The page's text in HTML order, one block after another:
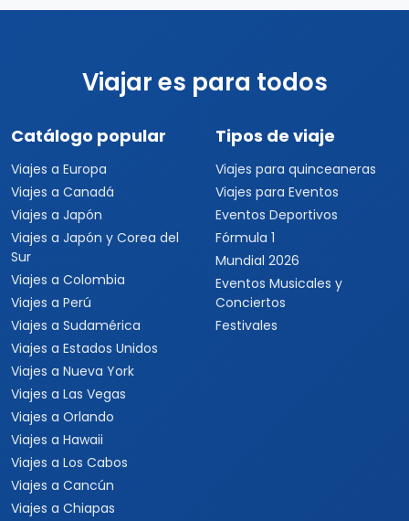
Viajar es para todos
Catálogo popular
Viajes a Europa
Viajes a Canadá
Viajes a Japón
Viajes a Japón y Corea del
Sur
Viajes a Colombia
Viajes a Perú
Viajes a Sudamérica
Viajes a Estados Unidos
Viajes a Nueva York
Viajes a Las Vegas
Viajes a Orlando
Viajes a Hawaii
Viajes a Los Cabos
Viajes a Cancún
Viajes a Chiapas
Tipos de viaje
Viajes para quinceaneras
Viajes para Eventos
Eventos Deportivos
Fórmula 1
Mundial 2026
Eventos Musicales y
Conciertos
Festivales